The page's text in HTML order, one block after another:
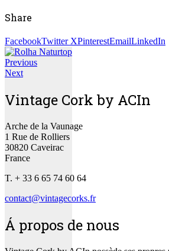
Share
FacebookTwitter XPinterestEmailLinkedIn
Previous
Next
Vintage Cork by ACIn
Arche de la Vaunage
1 Rue de Rolliers
30820 Caveirac
France
T. + 33 6 65 74 60 64
contact@vintagecorks.fr
Á propos de nous